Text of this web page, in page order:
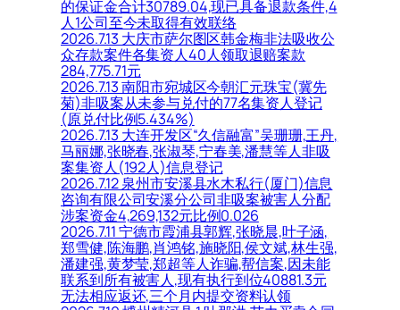
的保证金合计30789.04,现已具备退款条件,4
人1公司至今未取得有效联络
2026.7.13 大庆市萨尔图区韩金梅非法吸收公
众存款案件各集资人40人领取退赔案款
284,775.71元
2026.7.13 南阳市宛城区今朝汇元珠宝(冀先
菊)非吸案从未参与兑付的77名集资人登记
(原兑付比例5.434%)
2026.7.13 大连开发区“久信融富”吴珊珊,王丹,
马丽娜,张晓春,张淑琴,宁春美,潘慧等人非吸
案集资人(192人)信息登记
2026.7.12 泉州市安溪县水木私行(厦门)信息
咨询有限公司安溪分公司非吸案被害人分配
涉案资金4,269,132元比例0.026
2026.7.11 宁德市霞浦县郭辉,张晓晨,叶子涵,
郑雪健,陈海鹏,肖鸿铭,施晓阳,侯文斌,林生强,
潘建强,黄梦莹,郑超等人诈骗,帮信案,因未能
联系到所有被害人,现有执行到位40881.3元
无法相应返还,三个月内提交资料认领